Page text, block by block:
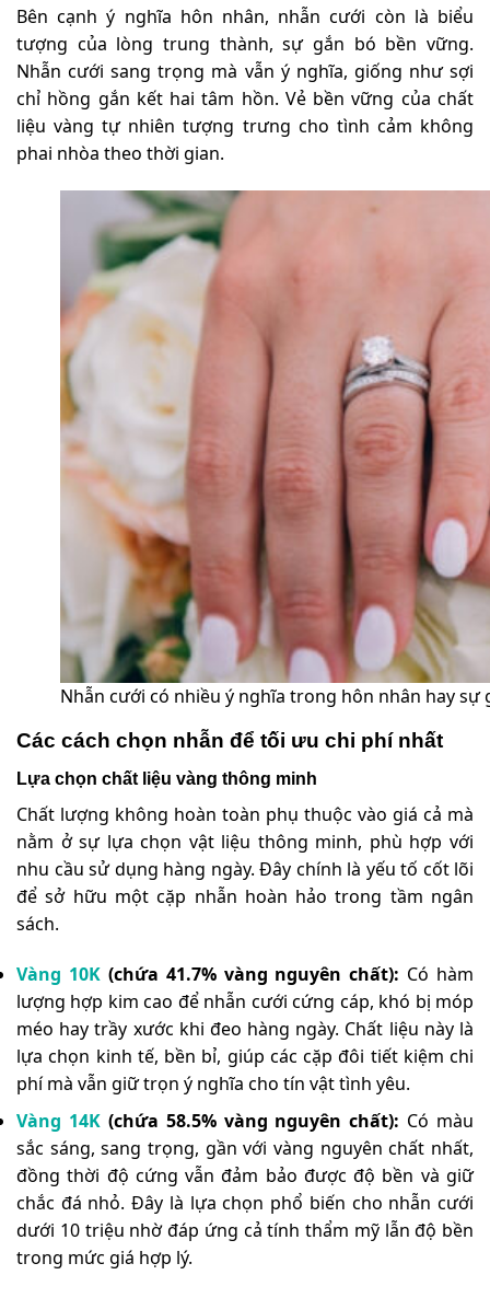
Bên cạnh ý nghĩa hôn nhân, nhẫn cưới còn là biểu
tượng của lòng trung thành, sự gắn bó bền vững.
Nhẫn cưới sang trọng mà vẫn ý nghĩa, giống như sợi
chỉ hồng gắn kết hai tâm hồn. Vẻ bền vững của chất
liệu vàng tự nhiên tượng trưng cho tình cảm không
phai nhòa theo thời gian.
Nhẫn cưới có nhiều ý nghĩa trong hôn nhân hay sự
Các cách chọn nhẫn để tối ưu chi phí nhất
Lựa chọn chất liệu vàng thông minh
Chất lượng không hoàn toàn phụ thuộc vào giá cả mà
nằm ở sự lựa chọn vật liệu thông minh, phù hợp với
nhu cầu sử dụng hàng ngày. Đây chính là yếu tố cốt lõi
để sở hữu một cặp nhẫn hoàn hảo trong tầm ngân
sách.
Vàng 10K(chứa 41.7% vàng nguyên chất): Có hàm
lượng hợp kim cao để nhẫn cưới cứng cáp, khó bị móp
méo hay trầy xước khi đeo hàng ngày. Chất liệu này là
lựa chọn kinh tế, bền bỉ, giúp các cặp đôi tiết kiệm chi
phí mà vẫn giữ trọn ý nghĩa cho tín vật tình yêu.
Vàng 14K(chứa 58.5% vàng nguyên chất): Có màu
sắc sáng, sang trọng, gần với vàng nguyên chất nhất,
đồng thời độ cứng vẫn đảm bảo được độ bền và giữ
chắc đá nhỏ. Đây là lựa chọn phổ biến cho nhẫn cưới
dưới 10 triệu nhờ đáp ứng cả tính thẩm mỹ lẫn độ bền
trong mức giá hợp lý.